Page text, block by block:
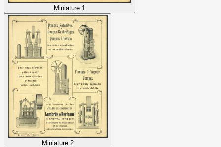
Miniature 1
Miniature 2